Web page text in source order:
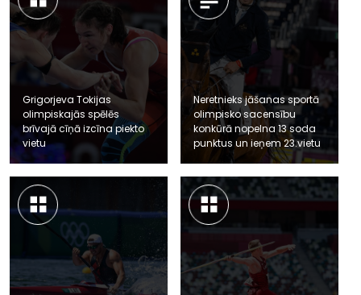
Grigorjeva Tokijas
olimpiskajās spēlēs
brīvajā cīņā izcīna piekto
vietu
Neretnieks jāšanas sportā
olimpisko sacensību
konkūrā nopelna 13 soda
punktus un ieņem 23.vietu